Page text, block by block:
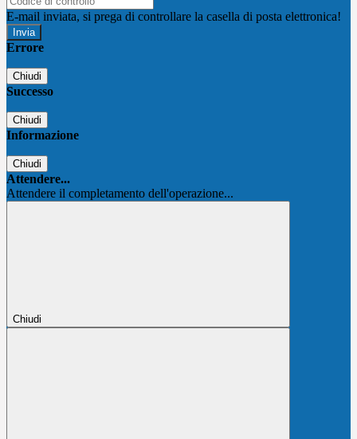
E-mail inviata, si prega di controllare la casella di posta elettronica!
Errore
Chiudi
Successo
Chiudi
Informazione
Chiudi
Attendere...
Attendere il completamento dell'operazione...
Chiudi